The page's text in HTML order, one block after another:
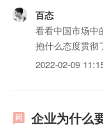
百态
看看中国市场中
抱什么态度贯彻
是花钱办个证书
2022-02-09
企业为什么